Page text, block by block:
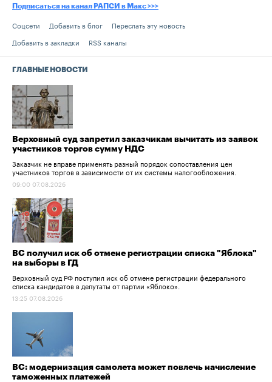
Подписаться на канал РАПСИ в Mакс >>>
Соцсети Добавить в блог
Переслать эту новость
Добавить в закладки
RSS каналы
ГЛАВНЫЕ НОВОСТИ
Верховный суд запретил заказчикам вычитать из заявок
участников торгов сумму НДС
Заказчик не вправе применять разный порядок сопоставления цен
участников торгов в зависимости от их системы налогообложения.
09:00 07.08.2026
ВС получил иск об отмене регистрации списка "Яблока"
на выборы в ГД
Верховный суд РФ поступил иск об отмене регистрации федерального
списка кандидатов в депутаты от партии «Яблоко».
13:25 07.08.2026
ВС: модернизация самолета может повлечь начисление
таможенных платежей